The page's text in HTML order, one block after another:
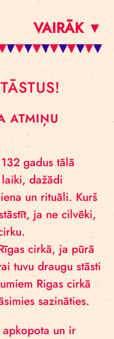
VAIRĀK ▼
ATMIŅU
gadus tālā
dažādi
un rituāli. Kurš
ja ne cilvēki,
cirkā, ja pūrā
tuvu draugu stāsti
Rigas cirkā
sazināties.
apkopota un ir